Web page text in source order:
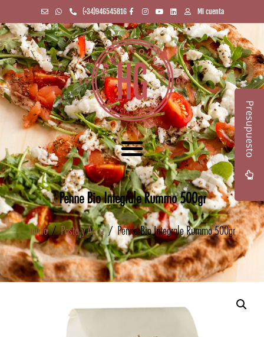
(+34)946545816 Mi cuenta
Penne Bio Integrale Rummo 500gr
Inicio/Pasta y Arroz/ Penne Bio Integrale Rummo 500gr
Presupuesto